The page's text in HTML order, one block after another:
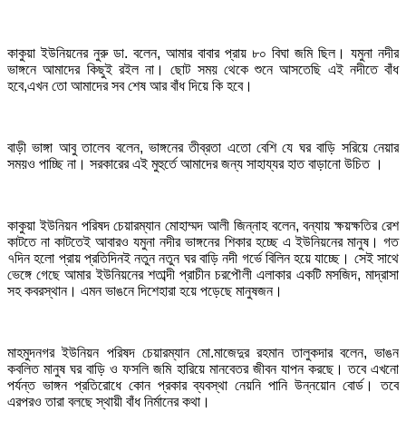
কাকুয়া ইউনিয়নের নুরু ডা. বলেন, আমার বাবার প্রায় ৮০ বিঘা জমি ছিল। যমুনা নদীর
ভাঙ্গনে আমাদের কিছুই রইল না। ছোট সময় থেকে শুনে আসতেছি এই নদীতে বাঁধ
হবে,এখন তো আমাদের সব শেষ আর বাঁধ দিয়ে কি হবে।
বাড়ী ভাঙ্গা আবু তালেব বলেন, ভাঙ্গনের তীব্রতা এতো বেশি যে ঘর বাড়ি সরিয়ে নেয়ার
সময়ও পাচ্ছি না। সরকারের এই মুহুর্তে আমাদের জন্য সাহায্যর হাত বাড়ানো উচিত ।
কাকুয়া ইউনিয়ন পরিষদ চেয়ারম্যান মোহাম্মদ আলী জিন্নাহ বলেন, বন্যায় ক্ষয়ক্ষতির রেশ
কাটতে না কাটতেই আবারও যমুনা নদীর ভাঙ্গনের শিকার হচ্ছে এ ইউনিয়নের মানুষ। গত
৭দিন হলো প্রায় প্রতিদিনই নতুন নতুন ঘর বাড়ি নদী গর্ভে বিলিন হয়ে যাচ্ছে। সেই সাথে
ভেঙ্গে গেছে আমার ইউনিয়নের শতাব্দী প্রাচীন চরপৌলী এলাকার একটি মসজিদ, মাদ্রাসা
সহ কবরস্থান। এমন ভাঙনে দিশেহারা হয়ে পড়েছে মানুষজন।
মাহমুদনগর ইউনিয়ন পরিষদ চেয়ারম্যান মো.মাজেদুর রহমান তালুকদার বলেন, ভাঙন
কবলিত মানুষ ঘর বাড়ি ও ফসলি জমি হারিয়ে মানবেতর জীবন যাপন করছে। তবে এখনো
পর্যন্ত ভাঙ্গন প্রতিরোধে কোন প্রকার ব্যবস্থা নেয়নি পানি উন্নয়োন বোর্ড। তবে
এরপরও তারা বলছে স্থায়ী বাঁধ নির্মানের কথা।